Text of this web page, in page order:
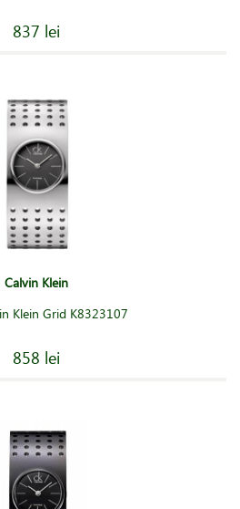
837 lei
Calvin Klein
Klein Grid K8323107
858 lei